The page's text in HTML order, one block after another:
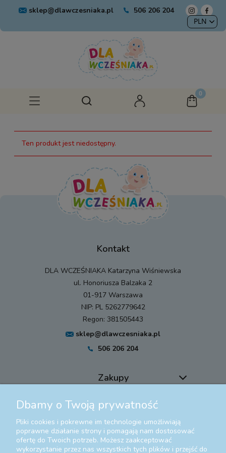
sklep@dlawczesniaka.pl 506 206 204
Ten produkt jest niedostępny.
Kontakt
DLA WCZEŚNIAKA Katarzyna Wiśniewska
ul. Honoriusza Balzaka 2
01-917 Warszawa
NIP: PL 5262779642
Regon: 381505443
sklep@dlawczesniaka.pl
506 206 204
Zakupy
Pomoc
Moje konto
Dbamy o Twoją prywatność
Pliki cookies i pokrewne im technologie umożliwiają
poprawne działanie strony i pomagają nam dostosować
ofertę do Twoich potrzeb. Możesz zaakceptować
wykorzystanie przez nas wszystkich tych plików i przejść do